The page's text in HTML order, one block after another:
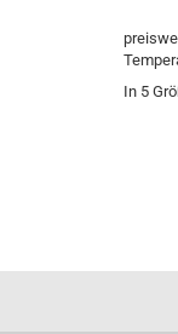
In 5